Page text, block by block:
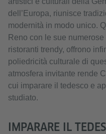
dell’Europa, riunisce
modernità in modo unico.
Reno con le sue
ristoranti trendy, offrono
poliedricità culturale di
atmosfera invitante rende
cui imparare il tedesco e
studiato.
IMPARARE IL